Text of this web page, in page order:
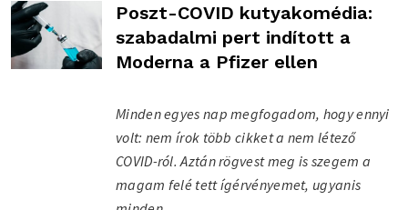
Poszt-COVID kutyakomédia:
szabadalmi pert indított a
Moderna a Pfizer ellen
Minden egyes nap megfogadom, hogy ennyi
volt: nem írok több cikket a nem létező
COVID-ról. Aztán rögvest meg is szegem a
magam felé tett ígérvényemet, ugyanis